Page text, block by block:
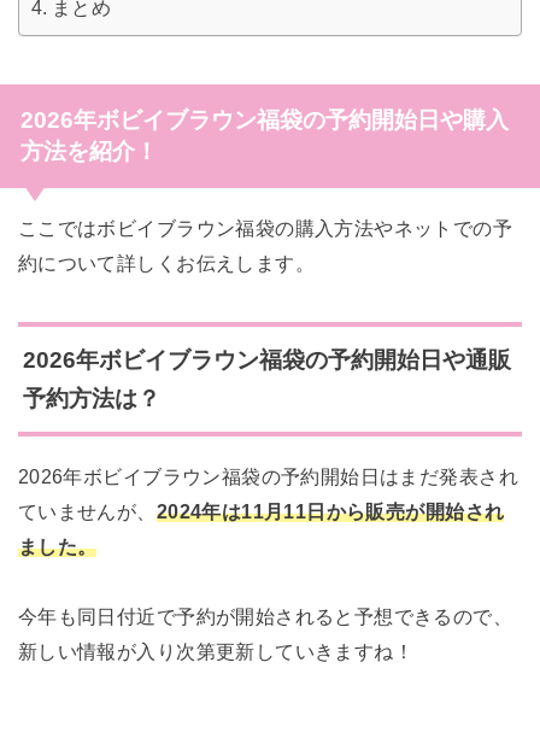
まとめ
2026年ボビイブラウン福袋の予約開始日や購入
方法を紹介！
ここではボビイブラウン福袋の購入方法やネットでの予
約について詳しくお伝えします。
2026年ボビイブラウン福袋の予約開始日や通販
予約方法は？
2026年ボビイブラウン福袋の予約開始日はまだ発表され
ていませんが、 2024年は11月11日から販売が開始され
ました。
今年も同日付近で予約が開始されると予想できるので、
新しい情報が入り次第更新していきますね！